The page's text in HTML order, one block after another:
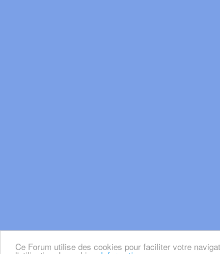
Ce Forum utilise des cookies pour faciliter votre